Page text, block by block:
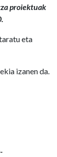
proiektuak
eta
izanen da.